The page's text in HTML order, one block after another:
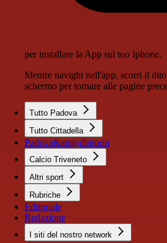
per installare la App sul tuo Iphone.
Mentre navighi nell'app, scorri il
schermo per tornare alle pagine
Tutto Padova
Tutto Cittadella
Padova&amp;dintorni
Calcio Triveneto
Altri sport
Rubriche
Editoriale
Redazione
I siti del nostro network